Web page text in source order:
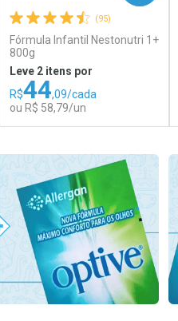
(95)
Fórmula Infantil Nestonutri 1+
800g
Leve 2 itens por
R$44,09/cada
ou R$ 58,79/un
Laboratório
Por Menos